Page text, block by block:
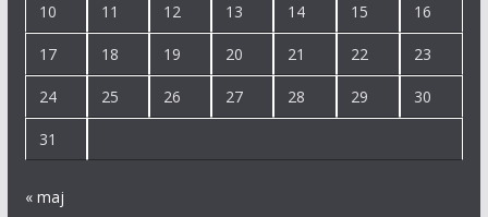
10 11 12 13 14 15 16
17 18 19 20 21 22 23
24 25 26 27 28 29 30
31
« maj